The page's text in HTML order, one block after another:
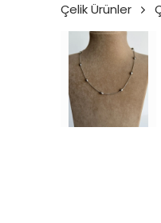
Çelik Ürünler